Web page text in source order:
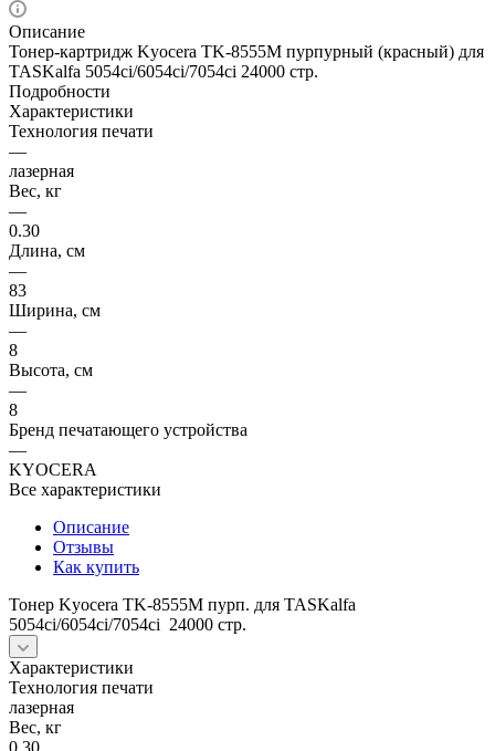
Описание
Тонер-картридж Kyocera TK-8555M пурпурный (красный) для
TASKalfa 5054ci/6054ci/7054ci 24000 стр.
Подробности
Характеристики
Технология печати
—
лазерная
Вес, кг
—
0.30
Длина, см
—
83
Ширина, см
—
8
Высота, см
—
8
Бренд печатающего устройства
—
KYOCERA
Все характеристики
Описание
Отзывы
Как купить
Тонер Kyocera TK-8555M пурп. для TASKalfa
5054ci/6054ci/7054ci 24000 стр.
Характеристики
Технология печати
лазерная
Вес, кг
0.30